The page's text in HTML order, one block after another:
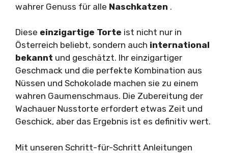
wahrer Genuss für alle Naschkatzen .
Diese einzigartige Torte ist nicht nur in
Österreich beliebt, sondern auch international
bekannt und geschätzt. Ihr einzigartiger
Geschmack und die perfekte Kombination aus
Nüssen und Schokolade machen sie zu einem
wahren Gaumenschmaus. Die Zubereitung der
Wachauer Nusstorte erfordert etwas Zeit und
Geschick, aber das Ergebnis ist es definitiv wert.
Mit unseren Schritt-für-Schritt Anleitungen